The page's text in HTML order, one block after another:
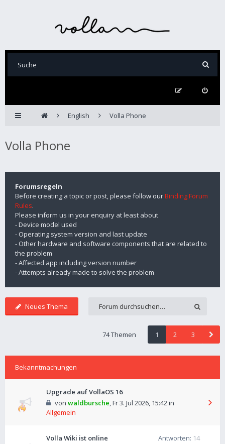
English Volla Phone
Volla Phone
Forumsregeln
Before creating a topic or post, please follow ourBinding Forum
Rules.
Please inform us in your enquiry at least about
- Device model used
- Operating system version and last update
- Other hardware and software components that are related to
the problem
- Affected app including version number
- Attempts already made to solve the problem
Neues Thema
74 Themen 1 2 3
Bekanntmachungen
Upgrade auf VollaOS 16
von waldbursche,Fr 3. Jul 2026, 15:42in
Allgemein
Volla Wiki ist online Antworten: 14